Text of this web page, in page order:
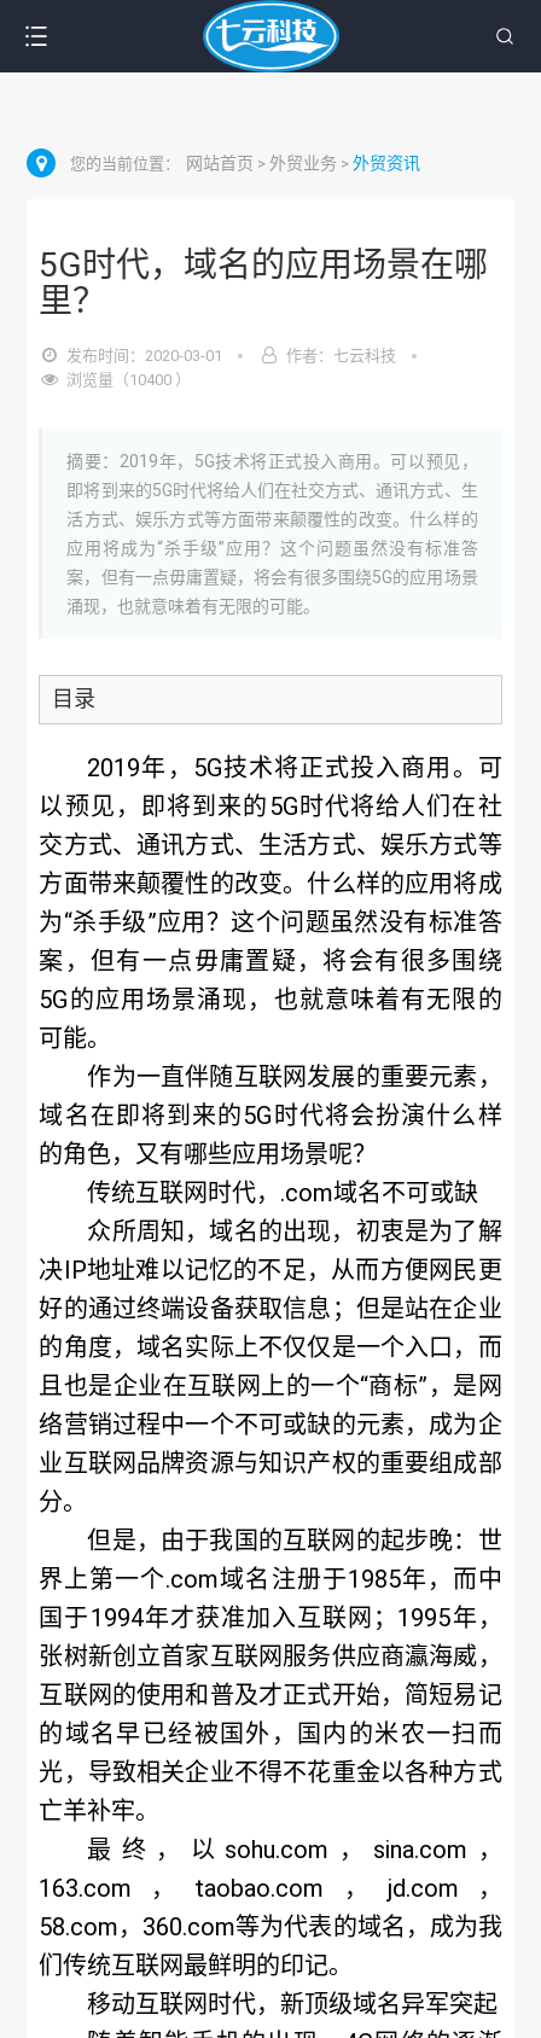
您的当前位置： 网站首页 > 外贸业务 >外贸资讯
5G时代，域名的应用场景在哪
里？
发布时间：2020-03-01
作者：七云科技
浏览量（10400 ）
摘要：2019年，5G技术将正式投入商用。可以预见，
即将到来的5G时代将给人们在社交方式、通讯方式、生
活方式、娱乐方式等方面带来颠覆性的改变。什么样的
应用将成为“杀手级”应用？这个问题虽然没有标准答
案，但有一点毋庸置疑，将会有很多围绕5G的应用场景
涌现，也就意味着有无限的可能。
目录
2019年，5G技术将正式投入商用。可
以预见，即将到来的5G时代将给人们在社
交方式、通讯方式、生活方式、娱乐方式等
方面带来颠覆性的改变。什么样的应用将成
为“杀手级”应用？这个问题虽然没有标准答
案，但有一点毋庸置疑，将会有很多围绕
5G的应用场景涌现，也就意味着有无限的
可能。
作为一直伴随互联网发展的重要元素，
域名在即将到来的5G时代将会扮演什么样
的角色，又有哪些应用场景呢？
传统互联网时代，.com域名不可或缺
众所周知，域名的出现，初衷是为了解
决IP地址难以记忆的不足，从而方便网民更
好的通过终端设备获取信息；但是站在企业
的角度，域名实际上不仅仅是一个入口，而
且也是企业在互联网上的一个“商标”，是网
络营销过程中一个不可或缺的元素，成为企
业互联网品牌资源与知识产权的重要组成部
分。
但是，由于我国的互联网的起步晚：世
界上第一个.com域名注册于1985年，而中
国于1994年才获准加入互联网；1995年，
张树新创立首家互联网服务供应商瀛海威，
互联网的使用和普及才正式开始，简短易记
的域名早已经被国外，国内的米农一扫而
光，导致相关企业不得不花重金以各种方式
亡羊补牢。
最终，以sohu.com，sina.com，
163.com，taobao.com，jd.com，
58.com，360.com等为代表的域名，成为我
们传统互联网最鲜明的印记。
移动互联网时代，新顶级域名异军突起